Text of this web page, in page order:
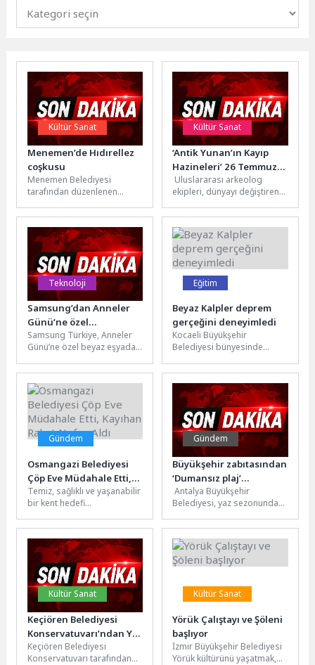
Kültür Sanat
Menemen’de Hıdırellez
coşkusu
Menemen Belediyesi
tarafından düzenlenen
binleri aynı meydanda
buluşturdu. Gün boyunca
süren etkinlikler,...
Kültür Sanat
‘Antik Yunan’ın Kayıp
Hazineleri’ 26 Temmuz
Pazar 20.00’de National
Geographic
Ekranlarında Başlıyor!
Uluslararası arkeolog
ekipleri, dünyayı değiştiren
kayıp sırlarını arıyor.
Atina'daki Partenon'dan,
Truva Savaşı'nın...
Teknoloji
Samsung’dan Anneler
Günü’ne özel
kampanyalarla her
anneye ayrı bir dünya
Samsung Türkiye, Anneler
Günü’ne özel beyaz eşyadan
dünyadan ses ve görüntü
sistemlerine...
Eğitim
Beyaz Kalpler deprem
gerçeğini deneyimledi
Kocaeli Büyükşehir
Belediyesi bünyesinde
İzleme ve Deprem Eğitim
Merkezi, gerçeği aratmayan
deprem...
Gündem
Osmangazi Belediyesi
Çöp Eve Müdahale Etti,
Kayıhan Rahat Nefes Aldı
Temiz, sağlıklı ve yaşanabilir
bir kent hedefi
gösteren Osmangazi
Belediyesi’ne bağlı ekipler,...
Gündem
Büyükşehir zabıtasından
‘Dumansız plaj’
uygulaması denetimi
Antalya Büyükşehir
Belediyesi, yaz sezonunda
ziyaretçiyi ağırlayan dünyaca
ünlü Konyaaltı Sahili’nde...
Kültür Sanat
Keçiören Belediyesi
Konservatuvarı’ndan Yıl
Sonu Konseri
Keçiören Belediyesi
Konservatuvarı tarafından
Kültür Sanat
Yörük Çalıştayı ve Şöleni
başlıyor
İzmir Büyükşehir Belediyesi
Yörük kültürünü yaşatmak,